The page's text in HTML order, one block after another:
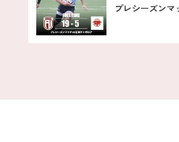
プレシーズンマ